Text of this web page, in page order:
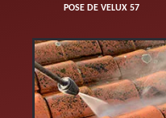
POSE DE VELUX 57